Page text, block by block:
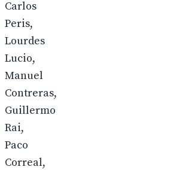
Carlos
Peris,
Lourdes
Lucio,
Manuel
Contreras,
Guillermo
Rai,
Paco
Correal,